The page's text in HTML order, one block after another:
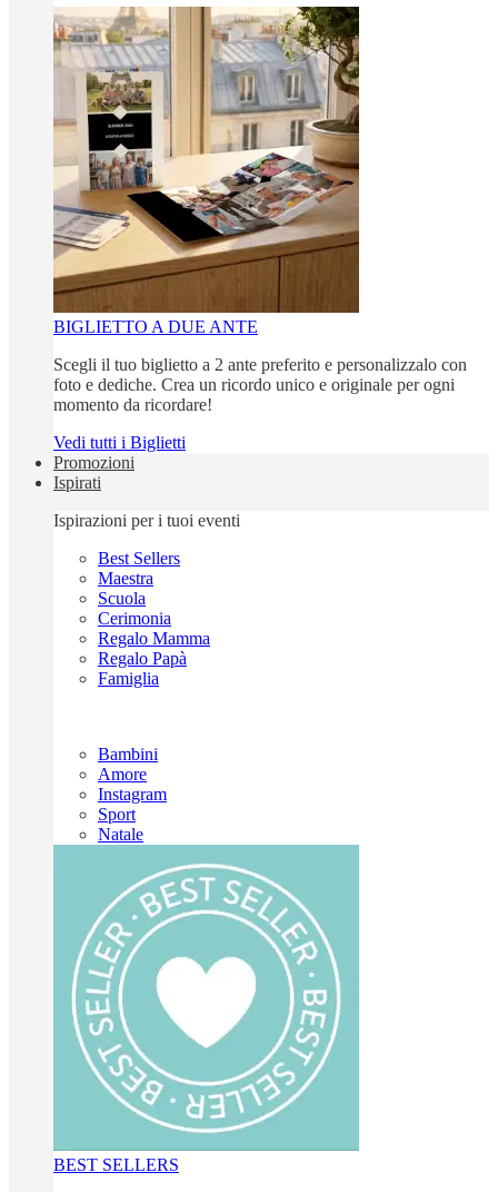
BIGLIETTO A DUE ANTE
Scegli il tuo biglietto a 2 ante preferito e personalizzalo con
foto e dediche. Crea un ricordo unico e originale per ogni
momento da ricordare!
Vedi tutti i Biglietti
Promozioni
Ispirati
Ispirazioni per i tuoi eventi
Best Sellers
Maestra
Scuola
Cerimonia
Regalo Mamma
Regalo Papà
Famiglia
Bambini
Amore
Instagram
Sport
Natale
BEST SELLERS